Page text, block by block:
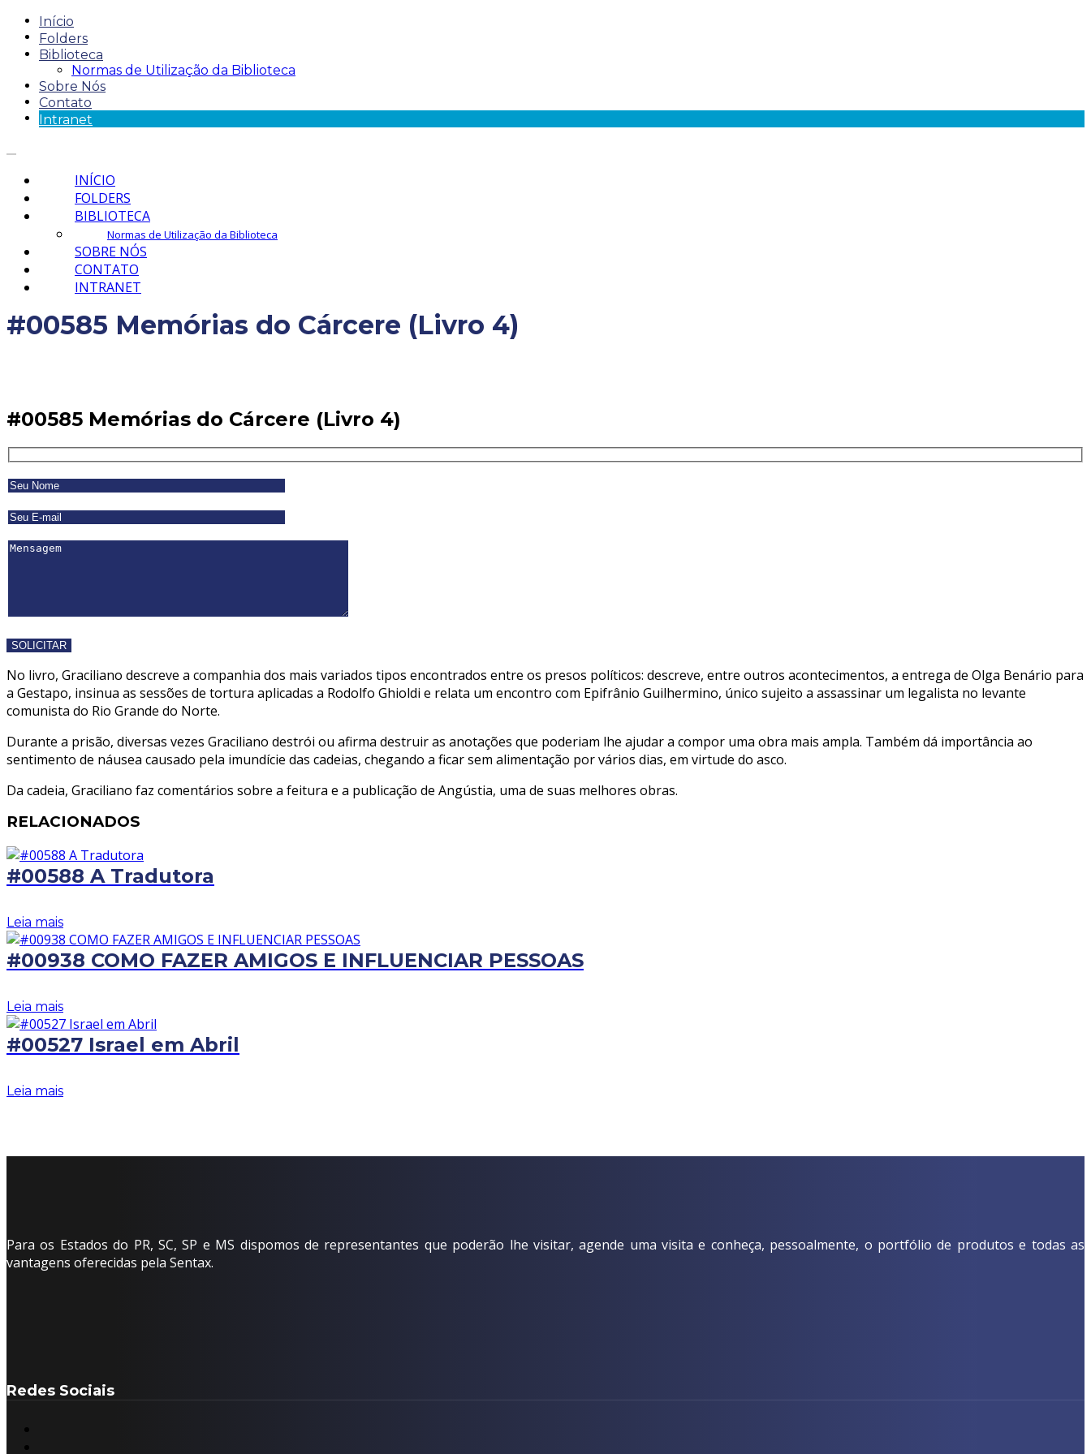
Início
Folders
Biblioteca
Normas de Utilização da Biblioteca
Sobre Nós
Contato
Intranet
INÍCIO
FOLDERS
BIBLIOTECA
Normas de Utilização da Biblioteca
SOBRE NÓS
CONTATO
INTRANET
#00585 Memórias do Cárcere (Livro 4)
#00585 Memórias do Cárcere (Livro 4)
No livro, Graciliano descreve a companhia dos mais variados tipos encontrados entre os presos políticos: descreve, entre outros acontecimentos, a entrega de Olga Benário para
a Gestapo, insinua as sessões de tortura aplicadas a Rodolfo Ghioldi e relata um encontro com Epifrânio Guilhermino, único sujeito a assassinar um legalista no levante
comunista do Rio Grande do Norte.
Durante a prisão, diversas vezes Graciliano destrói ou afirma destruir as anotações que poderiam lhe ajudar a compor uma obra mais ampla. Também dá importância ao
sentimento de náusea causado pela imundície das cadeias, chegando a ficar sem alimentação por vários dias, em virtude do asco.
Da cadeia, Graciliano faz comentários sobre a feitura e a publicação de Angústia, uma de suas melhores obras.
RELACIONADOS
#00588 A Tradutora
Leia mais
#00938 COMO FAZER AMIGOS E INFLUENCIAR PESSOAS
Leia mais
#00527 Israel em Abril
Leia mais
Para os Estados do PR, SC, SP e MS dispomos de representantes que poderão lhe visitar, agende uma visita e conheça, pessoalmente, o portfólio de produtos e todas as
vantagens oferecidas pela Sentax.
Redes Sociais